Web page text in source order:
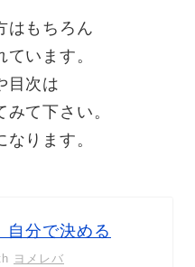
はもちろん
います。
目次は
て下さい。
ります。
自分で決める
ヨメレバ